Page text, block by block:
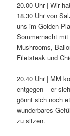
20.00 Uhr | Wir
18.30 Uhr von
uns im Golden
Sommernacht
Mushrooms,
Filetsteak und
20.40 Uhr | MM
entgegen – er
gönnt sich noch
wunderbares
zu sitzen.